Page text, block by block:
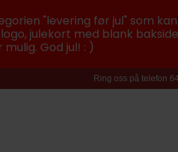
Ring oss på telefon
"levering før jul" som
julekort med blank
God jul! : )